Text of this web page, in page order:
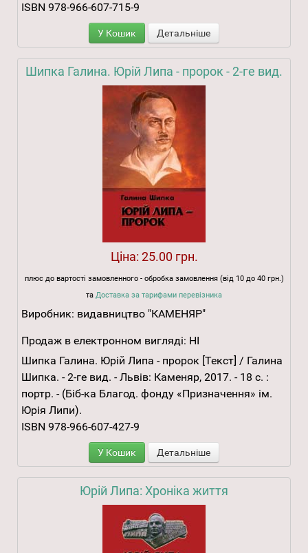
ISBN 978-966-607-715-9
У Кошик Детальніше
Шипка Галина. Юрій Липа - пророк - 2-ге вид.
Ціна: 25.00 грн.
плюс до вартості замовленного - обробка замовлення (від 10 до 40 грн.)
та Доставка за тарифами перевізника
Виробник: видавництво "КАМЕНЯР"
Продаж в електронном вигляді: НІ
Шипка Галина. Юрій Липа - пророк [Текст] / Галина
Шипка. - 2-ге вид. - Львів: Каменяр, 2017. - 18 с. :
портр. - (Біб-ка Благод. фонду «Призначення» ім.
Юрія Липи).
ISBN 978-966-607-427-9
У Кошик Детальніше
Юрій Липа: Хроніка життя